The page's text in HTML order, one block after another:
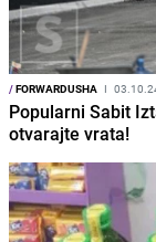
/FORWARDUSHA I
Popularni Sabit
otvarajte vrata!